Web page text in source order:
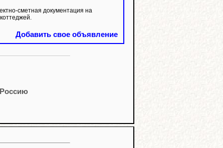
сметная документация на
Добавить свое объявление